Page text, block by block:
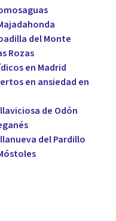
del Monte
Rozas
en Madrid
en ansiedad en
de Odón
del Pardillo